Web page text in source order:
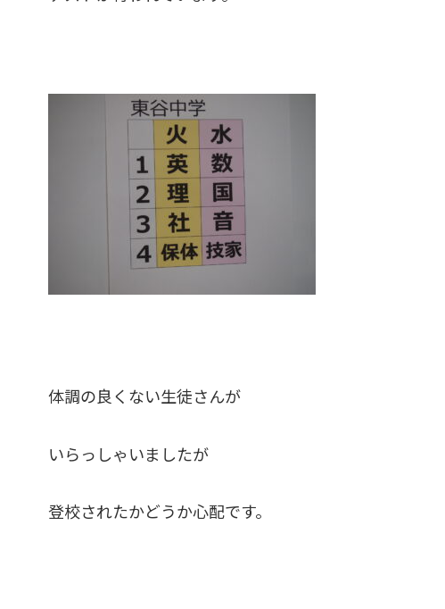
体調の良くない生徒さんが
いらっしゃいましたが
登校されたかどうか心配です。